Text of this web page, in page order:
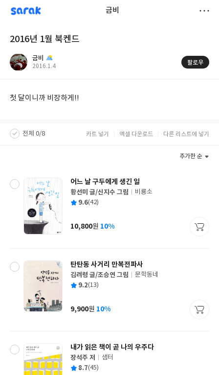
sarak 금비
2016년 1월 북켄드
금비
작
2016.1.4
팔로우
첫 달이니까 비장하게!!
전체 0/8 카트 넣기 엑셀 다운로드 다른 리스트에 넣기
추가한 순
어느 날 구두에게 생긴 일
글
쓴
황선미 글/신지수 그림
출
사
비룡소
평 9.6(42)
가
10,800원 10%
탄탄동 사거리 만복전파사
글
쓴
김려령 글/조승연 그림
출
사
문학동네
평 9.2(13)
가
9,900원 10%
내가 읽은 책이 곧 나의 우주다
글
쓴
장석주 저
출
샘터
평 8.7(45)